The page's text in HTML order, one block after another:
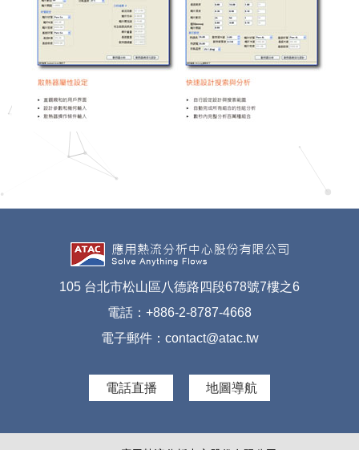
105 台北市松山區八德路四段678號7樓之6
電話：+886-2-8787-4668
電子郵件： contact@atac.tw
電話直播 地圖導航